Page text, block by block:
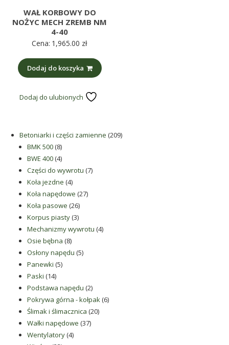
WAŁ KORBOWY DO
NOŻYC MECH ZREMB NM
4-40
Cena: 1,965.00 zł
Dodaj do koszyka
Dodaj do ulubionych
Betoniarki i części zamienne 209209
BMK 500 88
produktów
BWE 400 44
produkty
Części do wywrotu 77
Koła jezdne 44
produkty
Koła napędowe 2727
Koła pasowe 2626
produktów
Korpus piasty 33
produkty
Mechanizmy wywrotu 44
Osie bębna 88
produktów
Osłony napędu 55
Panewki 55
Paski 1414
produktów
Podstawa napędu 22
produkty
Pokrywa górna - kołpak 66
Ślimak i ślimacznica 2020
Wałki napędowe 3737
Wentylatory 44